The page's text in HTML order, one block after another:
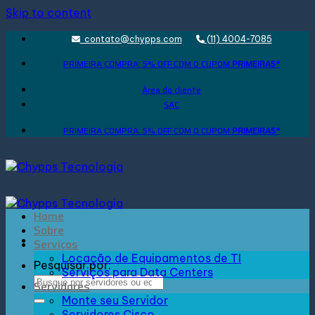
Skip to content
contato@chypps.com (11) 4004-7085
PRIMEIRA COMPRA: 5% OFF COM O CUPOM PRIMEIRA5*
Área do cliente
SAC
PRIMEIRA COMPRA: 5% OFF COM O CUPOM PRIMEIRA5*
Pesquisar por:
Home
Sobre
Serviços
Locação de Equipamentos de TI
Serviços para Data Centers
Servidores
Monte seu Servidor